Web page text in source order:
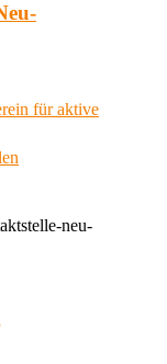
für aktive
neu-